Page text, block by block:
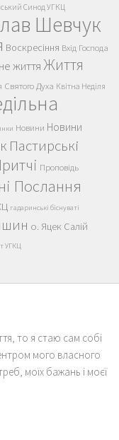
Синод УГКЦ
Шевчук
Воскресіння Вхід Господа
життяЖиття
Святого Духа Квітна Неділя
Новини Новини
Пастирські
Проповідь
Послання
гадаринські біснуваті
о. Яцек Салій
УГКЦ
то я стаю сам собі
мого власного
моїх бажань і моєї